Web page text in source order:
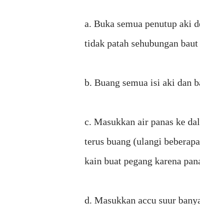
a. Buka semua penutup aki
tidak patah sehubungan
b. Buang semua isi aki dan
c. Masukkan air panas ke
terus buang (ulangi
kain buat pegang karena
d. Masukkan accu suur